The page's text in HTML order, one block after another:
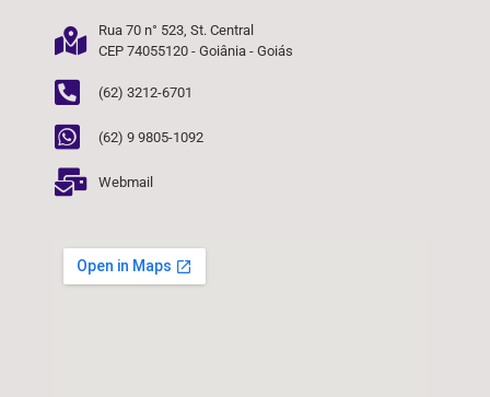
Rua 70 n° 523, St. Central
CEP 74055120 - Goiânia - Goiás
(62) 3212-6701
(62) 9 9805-1092
Webmail